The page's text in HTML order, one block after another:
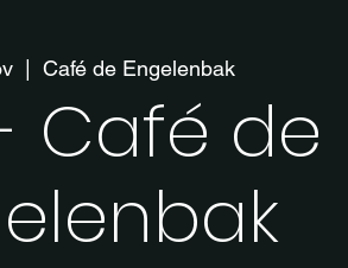
  |
Café de Engelenbak
Café de